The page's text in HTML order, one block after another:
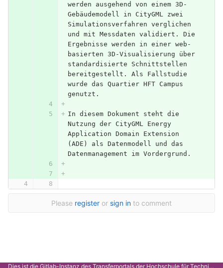
werden ausgehend von einem 3D-
Gebäudemodell in CityGML zwei
Simulationsverfahren verglichen
und mit Messdaten validiert. Die
Ergebnisse werden in einer web-
basierten 3D-Visualisierung über
standardisierte Schnittstellen
bereitgestellt. Als Fallstudie
wurde das Quartier HFT Campus
genutzt.
In diesem Dokument steht die
Nutzung der CityGML Energy
Application Domain Extension
(ADE) als Datenmodell und das
Datenmanagement im Vordergrund.
Please register or sign in to comment
Dies ist die Gitlab-Instanz des Transferportals der Hochschule für Technik Stuttgart.